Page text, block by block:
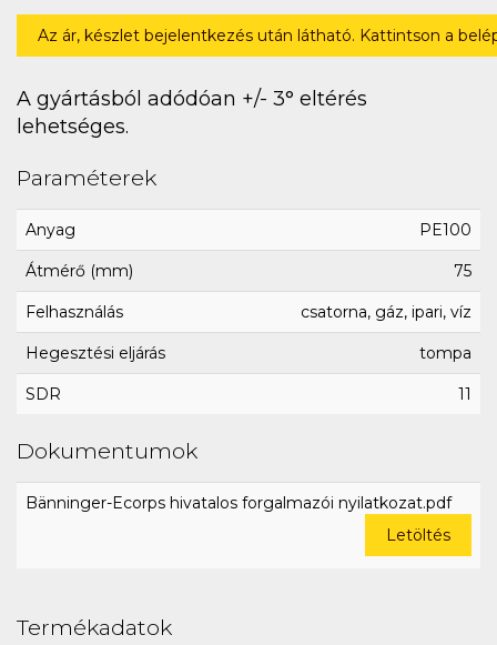
Az ár, készlet bejelentkezés után látható. Kattintson a
A gyártásból adódóan +/- 3° eltérés
lehetséges.
Paraméterek
Anyag PE100
Átmérő (mm) 75
Felhasználás csatorna, gáz, ipari, víz
Hegesztési eljárás tompa
SDR 11
Dokumentumok
Bänninger-Ecorps hivatalos forgalmazói nyilatkozat.pdf
Letöltés
Termékadatok